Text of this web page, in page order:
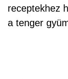
receptekhez
a tenger